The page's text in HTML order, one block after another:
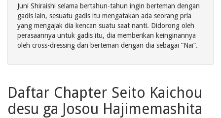
Juni Shiraishi selama bertahun-tahun ingin berteman dengan
gadis lain, sesuatu gadis itu mengatakan ada seorang pria
yang mengajak dia kencan suatu saat nanti. Didorong oleh
perasaannya untuk gadis itu, dia memberikan keinginannya
oleh cross-dressing dan berteman dengan dia sebagai “Nai”.
Daftar Chapter Seito Kaichou
desu ga Josou Hajimemashita